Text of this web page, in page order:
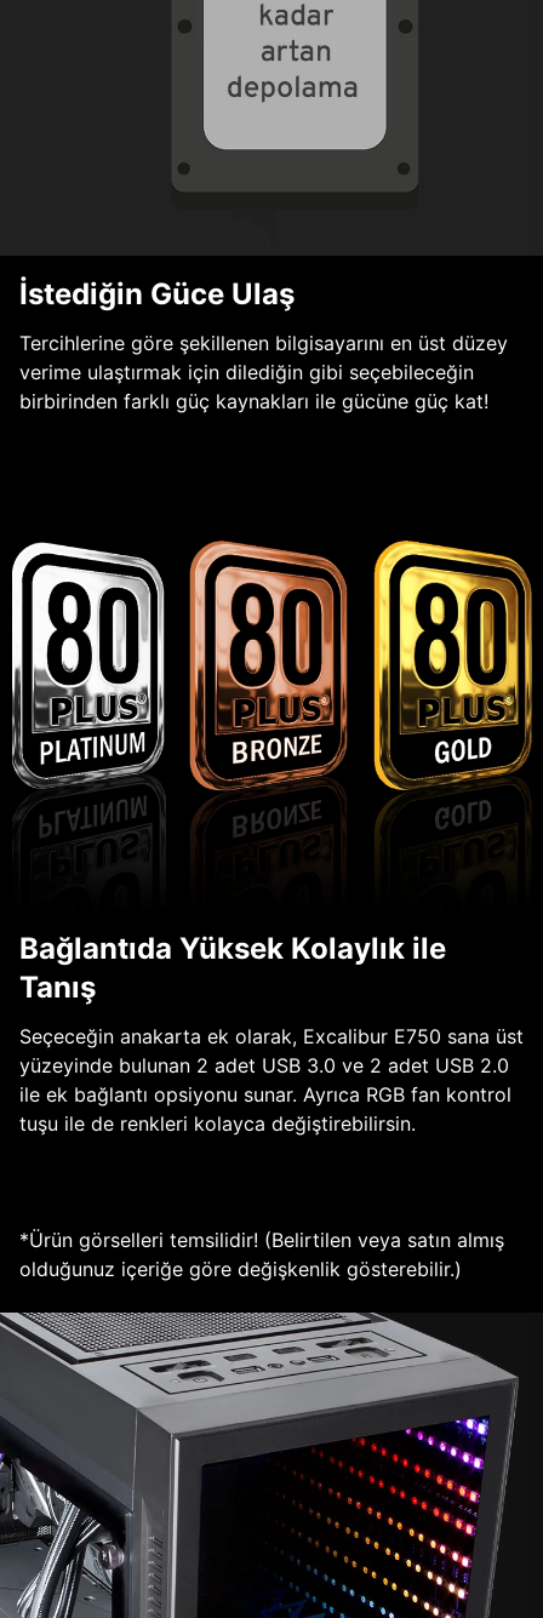
İstediğin Güce Ulaş
Tercihlerine göre şekillenen bilgisayarını en üst düzey
verime ulaştırmak için dilediğin gibi seçebileceğin
birbirinden farklı güç kaynakları ile gücüne güç kat!
Bağlantıda Yüksek Kolaylık ile
Tanış
Seçeceğin anakarta ek olarak, Excalibur E750 sana üst
yüzeyinde bulunan 2 adet USB 3.0 ve 2 adet USB 2.0
ile ek bağlantı opsiyonu sunar. Ayrıca RGB fan kontrol
tuşu ile de renkleri kolayca değiştirebilirsin.
*Ürün görselleri temsilidir! (Belirtilen veya satın almış
olduğunuz içeriğe göre değişkenlik gösterebilir.)